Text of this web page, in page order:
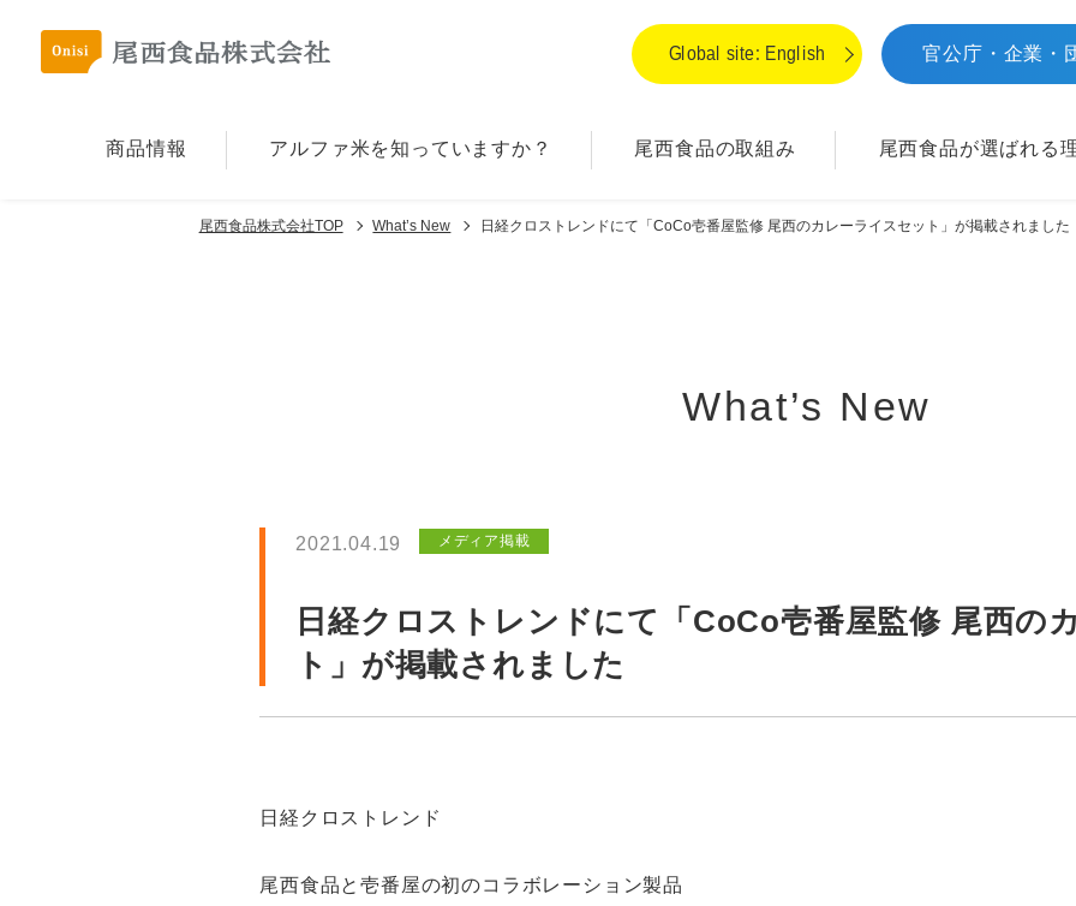
Global site: English 官公庁・企業・
商品情報 アルファ⽶を知っていますか？ 尾西食品の取組み 尾西食品が選ばれる
尾西食品株式会社TOP What’s New 日経クロストレンドにて「CoCo壱番屋監修 尾西のカレーライスセット」が掲載されました
What’s New
2021.04.19 メディア掲載
日経クロストレンドにて「CoCo壱番屋監修 尾西の
ト」が掲載されました
日経クロストレンド
尾西食品と壱番屋の初のコラボレーション製品